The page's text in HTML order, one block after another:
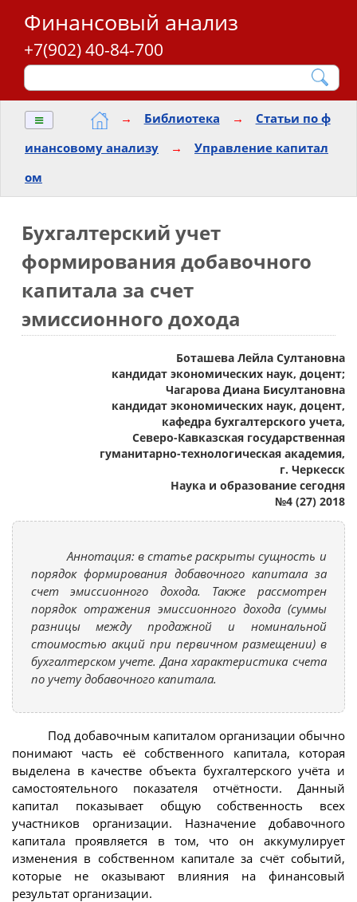
Финансовый анализ
+7(902) 40-84-700
≡ → Библиотека →
Статьи по ф
инансовому анализу
→
Управление капитал
ом
Бухгалтерский учет
формирования добавочного
капитала за счет
эмиссионного дохода
Боташева Лейла Султановна
кандидат экономических наук, доцент;
Чагарова Диана Бисултановна
кандидат экономических наук, доцент,
кафедра бухгалтерского учета,
Северо-Кавказская государственная
гуманитарно-технологическая академия,
г. Черкесск
Наука и образование сегодня
№4 (27) 2018
Аннотация: в статье раскрыты сущность и
порядок формирования добавочного капитала за
счет эмиссионного дохода. Также рассмотрен
порядок отражения эмиссионного дохода (суммы
разницы между продажной и номинальной
стоимостью акций при первичном размещении) в
бухгалтерском учете. Дана характеристика счета
по учету добавочного капитала.
Под добавочным капиталом организации обычно
понимают часть её собственного капитала, которая
выделена в качестве объекта бухгалтерского учёта и
самостоятельного показателя отчётности. Данный
капитал показывает общую собственность всех
участников организации. Назначение добавочного
капитала проявляется в том, что он аккумулирует
изменения в собственном капитале за счёт событий,
которые не оказывают влияния на финансовый
результат организации.